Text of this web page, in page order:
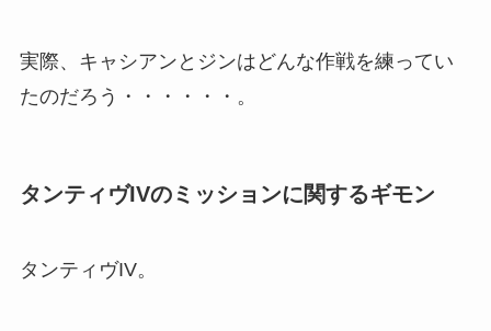
実際、キャシアンとジンはどんな作戦を練ってい
たのだろう・・・・・・。
タンティヴIVのミッションに関するギモン
タンティヴIV。